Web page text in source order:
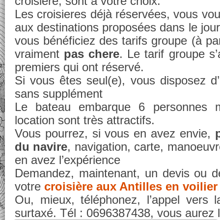
Les croisieres déjà réservées, vous
aux destinations proposées dans le
vous bénéficiez des tarifs groupe (à
vraiment pas chere. Le tarif groupe
premiers qui ont réservé.
Si vous êtes seul(e), vous disposez
sans supplément
Le bateau embarque 6 personnes
location sont très attractifs.
Vous pourrez, si vous en avez envie,
du navire, navigation, carte,
en avez l’expérience
Demandez, maintenant, un devis ou
votre croisière aux Antilles en voilier
Ou, mieux, téléphonez, l’appel vers
surtaxé. Tél : 0696387438, vous aurez